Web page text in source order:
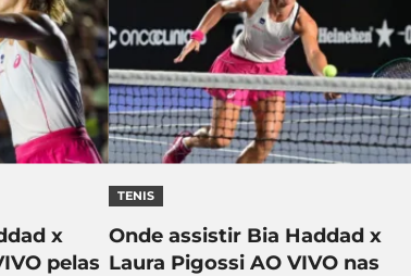
x
pelas
TENIS
Onde assistir Bia Haddad x
Laura Pigossi AO VIVO nas